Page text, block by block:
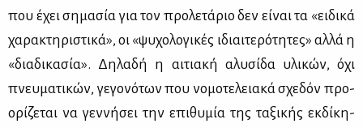
που έχει ση­μα­σία για τον προ­λε­τά­ριο δεν εί­ναι τα «ει­δι­κά
χα­ρα­κτη­ρι­στι­κά», οι «ψυ­χο­λο­γι­κές ιδιαι­τε­ρό­τη­τες» αλ­λά η
«δια­δι­κα­σία». Δη­λα­δή η αι­τια­κή αλυ­σί­δα υλι­κών, όχι
πνευ­μα­τι­κών, γε­γο­νό­των που νο­μο­τε­λεια­κά σχε­δόν προ­
ο­ρί­ζε­ται να γεν­νή­σει την επι­θυ­μία της τα­ξι­κής εκ­δί­κη­